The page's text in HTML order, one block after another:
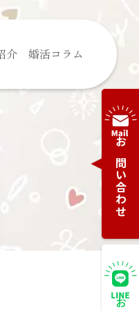
介 婚活コラム
お問い合わせ